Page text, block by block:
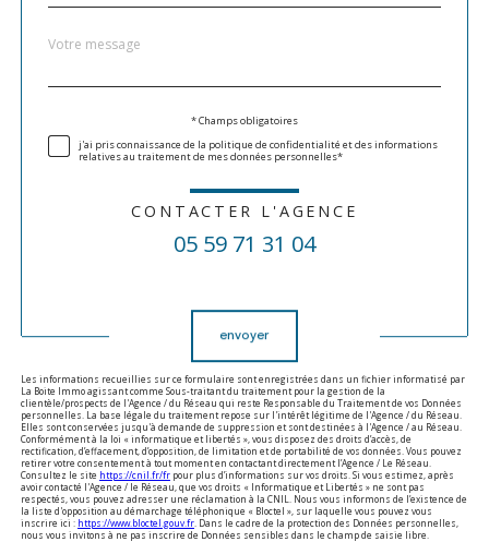
Fieldset
Message
*
* Champs obligatoires
j'ai pris connaissance de la politique de confidentialité et des informations
relatives au traitement de mes données personnelles*
CONTACTER L'AGENCE
05 59 71 31 04
envoyer
Les informations recueillies sur ce formulaire sont enregistrées dans un fichier informatisé par
La Boite Immo agissant comme Sous-traitant du traitement pour la gestion de la
clientèle/prospects de l'Agence / du Réseau qui reste Responsable du Traitement de vos Données
personnelles. La base légale du traitement repose sur l'intérêt légitime de l'Agence / du Réseau.
Elles sont conservées jusqu'à demande de suppression et sont destinées à l'Agence / au Réseau.
Conformément à la loi « informatique et libertés », vous disposez des droits d’accès, de
rectification, d’effacement, d’opposition, de limitation et de portabilité de vos données. Vous pouvez
retirer votre consentement à tout moment en contactant directement l’Agence / Le Réseau.
Consultez le site https://cnil.fr/fr pour plus d’informations sur vos droits. Si vous estimez, après
avoir contacté l'Agence / le Réseau, que vos droits « Informatique et Libertés » ne sont pas
respectés, vous pouvez adresser une réclamation à la CNIL. Nous vous informons de l’existence de
la liste d'opposition au démarchage téléphonique « Bloctel », sur laquelle vous pouvez vous
inscrire ici : https://www.bloctel.gouv.fr . Dans le cadre de la protection des Données personnelles,
nous vous invitons à ne pas inscrire de Données sensibles dans le champ de saisie libre.